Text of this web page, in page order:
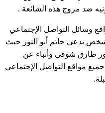
ضد مروج هذه الشائعة .
وسائل التواصل الإجتماعي
شخص يدعى حاتم أبو النور حيث
طارق شوقي وأنباء عن
مواقع التواصل الإجتماعي